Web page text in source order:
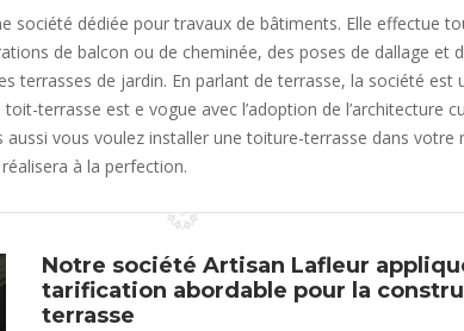
société dédiée pour travaux de bâtiments. Elle effectue
de balcon ou de cheminée, des poses de dallage et
terrasses de jardin. En parlant de terrasse, la société est
terrasse est e vogue avec l’adoption de l’architecture
aussi vous voulez installer une toiture-terrasse dans votre
à la perfection.
Notre société Artisan Lafleur
tarification abordable pour la
terrasse